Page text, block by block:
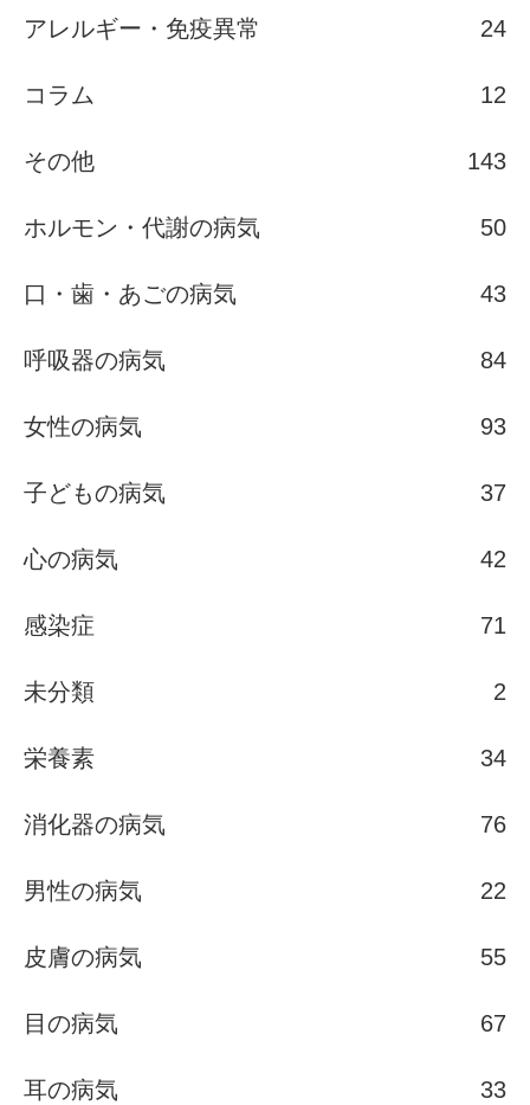
アレルギー・免疫異常 24
コラム 12
その他 143
ホルモン・代謝の病気 50
口・歯・あごの病気 43
呼吸器の病気 84
女性の病気 93
子どもの病気 37
心の病気 42
感染症 71
未分類 2
栄養素 34
消化器の病気 76
男性の病気 22
皮膚の病気 55
目の病気 67
耳の病気 33